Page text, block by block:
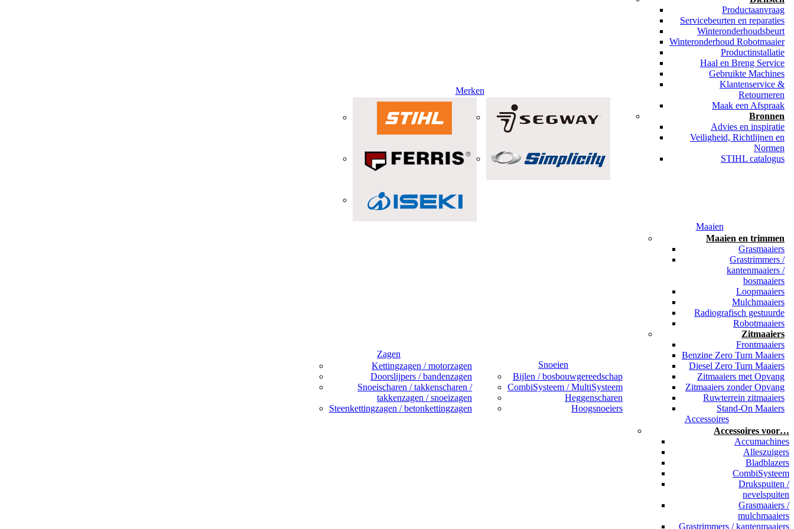
Merken
Productaanvraag
Servicebeurten en reparaties
Winteronderhoudsbeurt
Winteronderhoud Robotmaaier
Productinstallatie
Haal en Breng Service
Gebruikte Machines
Klantenservice &
Retourneren
Maak een Afspraak
Bronnen
Advies en inspiratie
Veiligheid, Richtlijnen en
Normen
STIHL catalogus
Zagen
Kettingzagen / motorzagen
Doorslijpers / bandenzagen
Snoeischaren / takkenscharen /
takkenzagen / snoeizagen
Steenkettingzagen / betonkettingzagen
Snoeien
Bijlen / bosbouwgereedschap
CombiSysteem / MultiSysteem
Heggenscharen
Hoogsnoeiers
Maaien
Maaien en trimmen
Grasmaaiers
Grastrimmers /
kantenmaaiers /
bosmaaiers
Loopmaaiers
Mulchmaaiers
Radiografisch gestuurde
Robotmaaiers
Zitmaaiers
Frontmaaiers
Benzine Zero Turn Maaiers
Diesel Zero Turn Maaiers
Zitmaaiers met Opvang
Zitmaaiers zonder Opvang
Ruwterrein zitmaaiers
Stand-On Maaiers
Accessoires
Accessoires voor…
Accumachines
Alleszuigers
Bladblazers
CombiSysteem
Drukspuiten /
nevelspuiten
Grasmaaiers /
mulchmaaiers
Grastrimmers / kantenmaaiers